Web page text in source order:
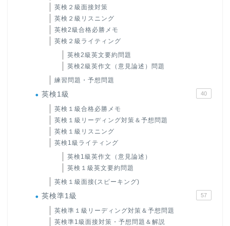
英検２級面接対策
英検２級リスニング
英検2級合格必勝メモ
英検２級ライティング
英検2級英文要約問題
英検2級英作文（意見論述）問題
練習問題・予想問題
英検1級 40
英検１級合格必勝メモ
英検１級リーディング対策＆予想問題
英検１級リスニング
英検1級ライティング
英検1級英作文（意見論述）
英検１級英文要約問題
英検１級面接(スピーキング)
英検準1級 57
英検準１級リーディング対策＆予想問題
英検準1級面接対策・予想問題＆解説